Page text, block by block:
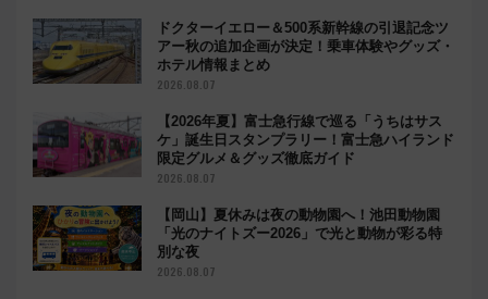
ドクターイエロー＆500系新幹線の引退記念ツ
アー秋の追加企画が決定！乗車体験やグッズ・
ホテル情報まとめ
2026.08.07
【2026年夏】富士急行線で巡る「うちはサス
ケ」誕生日スタンプラリー！富士急ハイランド
限定グルメ＆グッズ徹底ガイド
2026.08.07
【岡山】夏休みは夜の動物園へ！池田動物園
「光のナイトズー2026」で光と動物が彩る特
別な夜
2026.08.07